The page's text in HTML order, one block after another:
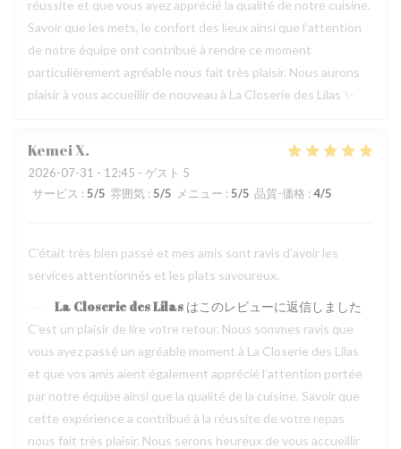
réussite et que vous ayez apprécié la qualité de notre cuisine.
Savoir que les mets, le confort des lieux ainsi que l’attention
de notre équipe ont contribué à rendre ce moment
particulièrement agréable nous fait très plaisir. Nous aurons
plaisir à vous accueillir de nouveau à La Closerie des Lilas ✨
KemeiX
2026-07-31 - 12:45 - ゲスト 5
サービス : 5/5 雰囲気 : 5/5 メニュー : 5/5 品質-価格 : 4/5
C'était très bien passé et mes amis sont ravis d'avoir les
services attentionnés et les plats savoureux.
La Closerie des Lilas はこのレビューに返信しました
C’est un plaisir de lire votre retour. Nous sommes ravis que
vous ayez passé un agréable moment à La Closerie des Lilas
et que vos amis aient également apprécié l’attention portée
par notre équipe ainsi que la qualité de la cuisine. Savoir que
cette expérience a contribué à la réussite de votre repas
nous fait très plaisir. Nous serons heureux de vous accueillir